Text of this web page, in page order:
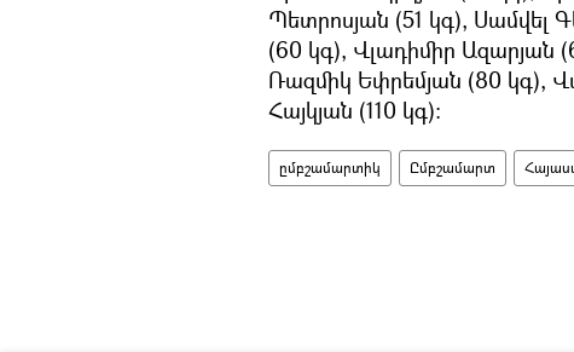
Պետրոսյան (51 կգ), Սամվել
(60 կգ), Վլադիմիր Ազարյան
Ռազմիկ Եփրեմյան (80 կգ),
Հայկյան (110 կգ):
ըմբշամարտիկ Ըմբշամարտ